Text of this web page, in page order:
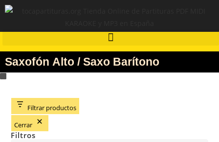
Saxofón Alto / Saxo Barítono
Filtrar productos
Cerrar
Filtros